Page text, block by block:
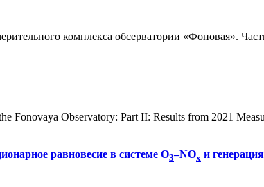
комплекса обсерватории «Фоновая».
Observatory: Part II: Results from 2021
равновесие в системе O3–NOx и